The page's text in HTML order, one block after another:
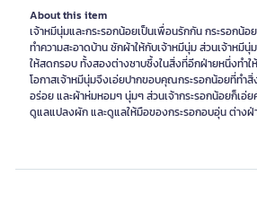
About this item
เจ้าหมีนุ่มและกระรอกน้อยเป็นเพื่อนรักกัน กระรอกน้อ
ทำความสะอาดบ้าน ซักผ้าให้กับเจ้าหมีนุ่ม ส่วนเจ้าห
ให้สดกรอบ ทั้งสองต่างซาบซึ้งในสิ่งที่อีกฝ่ายหนึ่งทำ
โอกาสเจ้าหมีนุ่มจึงเอ่ยปากขอบคุณกระรอกน้อยที่ทำสิ่
อร่อย และผ้าห่มหอมๆ นุ่มๆ ส่วนเจ้ากระรอกน้อยก็เ
ดูแลแปลงผัก และดูแลให้มือของกระรอกอบอุ่น ต่าง